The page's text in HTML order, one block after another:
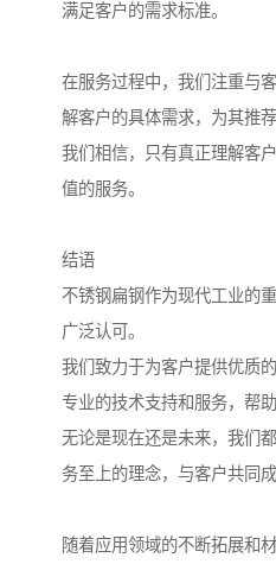
满足客户的需求标准。
在服务过程中，我们注重与
解客户的具体需求，为其推
我们相信，只有真正理解客
值的服务。
结语
不锈钢扁钢作为现代工业的
广泛认可。
我们致力于为客户提供优质
专业的技术支持和服务，帮
无论是现在还是未来，我们
务至上的理念，与客户共同
随着应用领域的不断拓展和